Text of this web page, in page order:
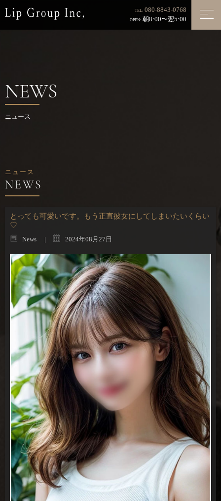
TEL: 080-8843-0768
OPEN: 朝8:00〜翌5:00
NEWS
ニュース
ニュース
とっても可愛いです。もう正直彼女にしてしまいたいくらい
♡
News 2024年08月27日